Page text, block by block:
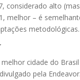
considerado alto
melhor – é
metodológicas.
cidade do
pela